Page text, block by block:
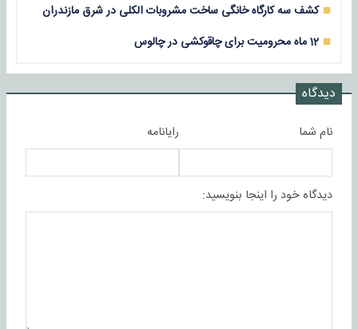
کشف سه کارگاه خانگی ساخت مشروبات الکلی در شرق مازندران
12 ماه محرومیت برای چاقوکشی در چالوس
دیدگاه
نام شما رایانامه
دیدگاه خود را اینجا بنویسید: